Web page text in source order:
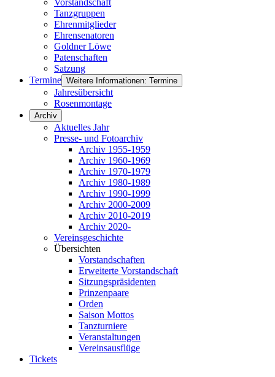
Tanzgruppen
Ehrenmitglieder
Ehrensenatoren
Goldner Löwe
Patenschaften
Satzung
Termine Weitere Informationen: Termine
Jahresübersicht
Rosenmontage
Archiv
Aktuelles Jahr
Presse- und Fotoarchiv
Archiv 1955-1959
Archiv 1960-1969
Archiv 1970-1979
Archiv 1980-1989
Archiv 1990-1999
Archiv 2000-2009
Archiv 2010-2019
Archiv 2020-
Vereinsgeschichte
Übersichten
Vorstandschaften
Erweiterte Vorstandschaft
Sitzungspräsidenten
Prinzenpaare
Orden
Saison Mottos
Tanzturniere
Veranstaltungen
Vereinsausflüge
Tickets